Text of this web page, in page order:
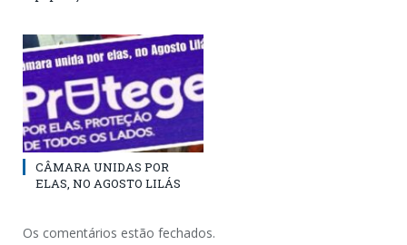
CÂMARA UNIDAS POR
ELAS, NO AGOSTO LILÁS
Os comentários estão fechados.